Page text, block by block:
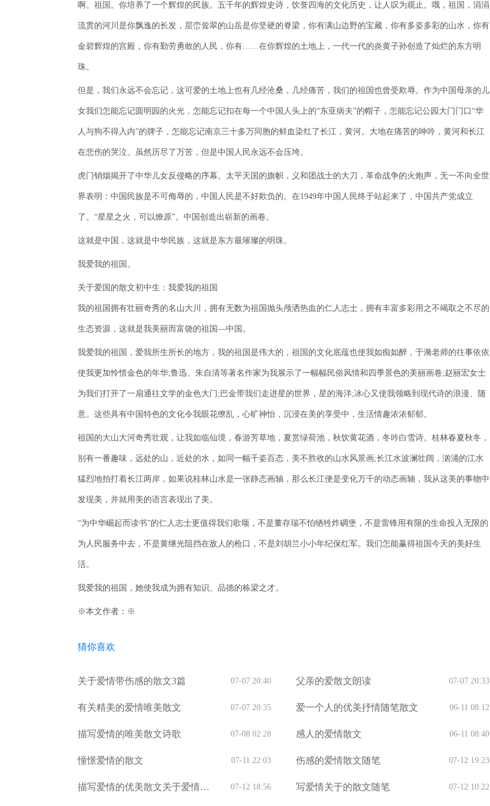
啊。祖国。你培养了一个辉煌的民族。五千年的辉煌史诗，饮誉四海的文化历史，让人叹为观止。哦，祖国，涓涓
流贯的河川是你飘逸的长发，层峦耸翠的山岳是你坚硬的脊梁，你有满山边野的宝藏，你有多姿多彩的山水，你有
金碧辉煌的宫殿，你有勤劳勇敢的人民，你有……在你辉煌的土地上，一代一代的炎黄子孙创造了灿烂的东方明
珠。
但是，我们永远不会忘记，这可爱的土地上也有几经沧桑，几经痛苦，我们的祖国也曾受欺辱。作为中国母亲的儿
女我们怎能忘记圆明园的火光，怎能忘记扣在每一个中国人头上的“东亚病夫”的帽子，怎能忘记公园大门门口“华
人与狗不得入内”的牌子，怎能忘记南京三十多万同胞的鲜血染红了长江，黄河。大地在痛苦的呻吟，黄河和长江
在悲伤的哭泣。虽然历尽了万苦，但是中国人民永远不会压垮。
虎门销烟揭开了中华儿女反侵略的序幕。太平天国的旗帜，义和团战士的大刀，革命战争的火炮声，无一不向全世
界表明：中国民族是不可侮辱的，中国人民是不好欺负的。在1949年中国人民终于站起来了，中国共产党成立
了。“星星之火，可以燎原”。中国创造出崭新的画卷。
这就是中国，这就是中华民族，这就是东方最璀璨的明珠。
我爱我的祖国。
关于爱国的散文初中生：我爱我的祖国
我的祖国拥有壮丽奇秀的名山大川，拥有无数为祖国抛头颅洒热血的仁人志士，拥有丰富多彩用之不竭取之不尽的
生态资源，这就是我美丽而富饶的祖国—中国。
我爱我的祖国，爱我所生所长的地方，我的祖国是伟大的，祖国的文化底蕴也使我如痴如醉，于漪老师的往事依依
使我更加怜惜金色的年华;鲁迅、朱自清等著名作家为我展示了一幅幅民俗风情和四季景色的美丽画卷;赵丽宏女士
为我们打开了一扇通往文学的金色大门;巴金带我们走进星的世界，星的海洋;冰心又使我领略到现代诗的浪漫、随
意。这些具有中国特色的文化令我眼花缭乱，心旷神怡，沉浸在美的享受中，生活情趣浓浓郁郁。
祖国的大山大河奇秀壮观，让我如临仙境，春游芳草地，夏赏绿荷池，秋饮黄花酒，冬吟白雪诗。桂林春夏秋冬，
别有一番趣味，远处的山，近处的水，如同一幅千姿百态，美不胜收的山水风景画;长江水波澜壮阔，汹涌的江水
猛烈地拍打着长江两岸，如果说桂林山水是一张静态画轴，那么长江便是变化万千的动态画轴，我从这美的事物中
发现美，并就用美的语言表现出了美。
“为中华崛起而读书”的仁人志士更值得我们歌颂，不是董存瑞不怕牺牲炸碉堡，不是雷锋用有限的生命投入无限的
为人民服务中去，不是黄继光阻挡在敌人的枪口，不是刘胡兰小小年纪保红军。我们怎能赢得祖国今天的美好生
活。
我爱我的祖国，她使我成为拥有知识、品德的栋梁之才。
※本文作者：※
猜你喜欢
关于爱情带伤感的散文3篇 07-07 20:40 父亲的爱散文朗读 07-07 20:33
有关精美的爱情唯美散文 07-07 20:35 爱一个人的优美抒情随笔散文 06-11 08:12
描写爱情的唯美散文诗歌 07-08 02:28 感人的爱情散文 06-11 08:40
憧憬爱情的散文 07-11 22:03 伤感的爱情散文随笔 07-12 19:23
描写爱情的优美散文关于爱情的
07-12 18:56 写爱情关于的散文随笔 07-12 10:22